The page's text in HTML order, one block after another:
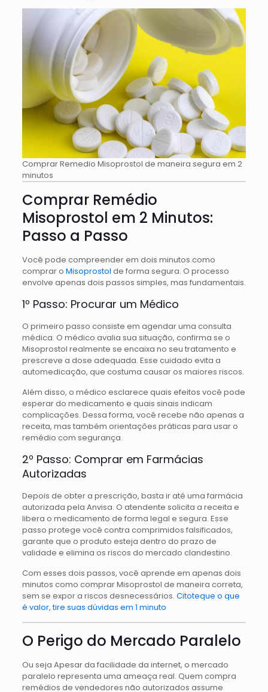
Comprar Remedio Misoprostol de maneira segura em 2
minutos
Comprar Remédio
Misoprostol em 2 Minutos:
Passo a Passo
Você pode compreender em dois minutos como
comprar o Misoprostol de forma segura. O processo
envolve apenas dois passos simples, mas fundamentais.
1º Passo: Procurar um Médico
O primeiro passo consiste em agendar uma consulta
médica. O médico avalia sua situação, confirma se o
Misoprostol realmente se encaixa no seu tratamento e
prescreve a dose adequada. Esse cuidado evita a
automedicação, que costuma causar os maiores riscos.
Além disso, o médico esclarece quais efeitos você pode
esperar do medicamento e quais sinais indicam
complicações. Dessa forma, você recebe não apenas a
receita, mas também orientações práticas para usar o
remédio com segurança.
2º Passo: Comprar em Farmácias
Autorizadas
Depois de obter a prescrição, basta ir até uma farmácia
autorizada pela Anvisa. O atendente solicita a receita e
libera o medicamento de forma legal e segura. Esse
passo protege você contra comprimidos falsificados,
garante que o produto esteja dentro do prazo de
validade e elimina os riscos do mercado clandestino.
Com esses dois passos, você aprende em apenas dois
minutos como comprar Misoprostol de maneira correta,
sem se expor a riscos desnecessários. Citoteque o que
é valor, tire suas dúvidas em 1 minuto
O Perigo do Mercado Paralelo
Ou seja Apesar da facilidade da internet, o mercado
paralelo representa uma ameaça real. Quem compra
remédios de vendedores não autorizados assume